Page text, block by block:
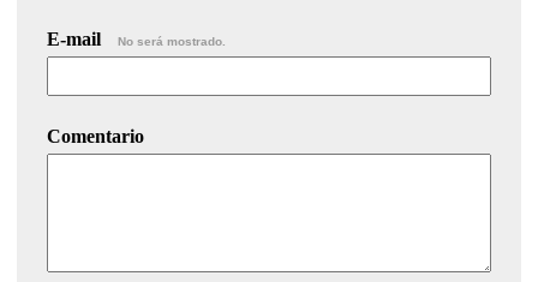
E-mail No será mostrado.
Comentario